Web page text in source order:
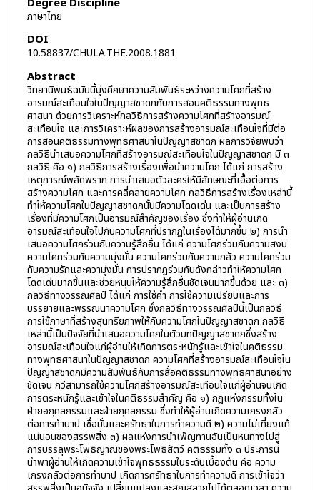
ภาษาไทย
DOI
10.58837/CHULA.THE.2008.1881
Abstract
วิทยานิพนธ์ฉบับนี้มุ่งศึกษาความสัมพันธ์ระหว่างความโศกที่สร้าง
อารมณ์สะเทือนใจในปัญญาสชาดกกับการสอนคติธรรมทางพุทธ
ศาสนา ด้วยการวิเคราะห์กลวิธีการสร้างความโศกที่สร้างอารมณ์
สะเทือนใจ และการวิเคราะห์ผลของการสร้างอารมณ์สะเทือนใจที่มีต่อ
การสอนคติธรรมทางพุทธศาสนาในปัญญาสชาดก ผลการวิจัยพบว่า
กลวิธีนำเสนอความโศกที่สร้างอารมณ์สะเทือนใจในปัญญาสชาดก มี ๓
กลวิธี คือ ๑) กลวิธีการสร้างเรื่องเพื่อนำความโศก ได้แก่ การสร้าง
เหตุการณ์พลัดพราก การนำเสนอตัวละครให้มีลักษณะที่เอื้อต่อการ
สร้างความโศก และการคลี่คลายความโศก กลวิธีการสร้างเรื่องเหล่านี้
ทำให้ความโศกในปัญญาสชาดกนั้นมีความโดดเด่น และเป็นการสร้าง
เรื่องที่มีความโศกเป็นอารมณ์สำคัญของเรื่อง ซึ่งทำให้ผู้อ่านเกิด
อารมณ์สะเทือนใจไปกับความโศกที่ปรากฏในเรื่องได้มากขึ้น ๒) การนำ
เสนอความโศกร่วมกับความรู้สึกอื่น ได้แก่ ความโศกร่วมกับความสงบ
ความโศกร่วมกับความมุ่งมั่น ความโศกร่วมกับความกลัว ความโศกร่วม
กับความรักและความุ่งมั่น การปรากฏร่วมกันดังกล่าวทำให้ความโศก
โดดเด่นมากขึ้นและช่วยหนุนให้ความรู้สึกอื่นชัดเจนมากขึ้นด้วย และ ๓)
กลวิธีทางวรรณศิลป์ ได้แก่ การใช้คำ การใช้ความเปรียบและการ
บรรยายและพรรณนาความโศก ซึ่งกลวิธีทางวรรณศิลป์นี้เป็นกลวิธี
การใช้ภาษาที่สร้างสุนทรียภาพให้กับความโศกในปัญญาสชาดก กลวิธี
เหล่านี้เป็นปัจจัยที่นำเสนอความโศกในตัวบทปัญญาสชาดกซึ่งสร้าง
อารมณ์สะเทือนใจแก่ผู้อ่านให้เกิดการตระหนักรู้และเข้าใจในคติธรรม
ทางพุทธศาสนาในปัญญาสชาดก ความโศกที่สร้างอารมณ์สะเทือนใจใน
ปัญญาสชาดกมีความสัมพันธ์กับการสื่อคติธรรมทางพุทธศาสนาอย่าง
ชัดเจน กวีสามารถใช้ความโศกสร้างอารมณ์สะเทือนใจแก่ผู้อ่านจนเกิด
การตระหนักรู้และเข้าใจในคติธรรมสำคัญ คือ ๑) กฎแห่งกรรมทั้งใน
ฝ่ายอกุศลกรรมและฝ่ายกุศลกรรม ซึ่งทำให้ผู้อ่านเกิดความเกรงกลัว
ต่อการทำบาป เชื่อมั่นและศรัทธาในการทำความดี ๒) ความไม่เที่ยงแท้
แน่นอนของสรรพสิ่ง ๓) ผลแห่งการบำเพ็ญทานอันเป็นหนทางไปสู่
การบรรลุพระโพธิญาณของพระโพธิสัตว์ คติธรรมทั้ง ๓ ประการนี้
นำพาผู้อ่านให้เกิดความเข้าใจพุทธธรรมในระดับเบื้องต้น คือ ความ
เกรงกลัวต่อการทำบาป เกิดการศรัทธาในการทำความดี การเข้าใจว่า